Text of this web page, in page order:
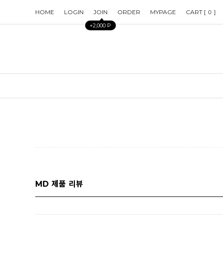
HOME LOGIN JOIN
+2,000 P
ORDER MYPAGE CART [ 0 ]
MD 제품 리뷰